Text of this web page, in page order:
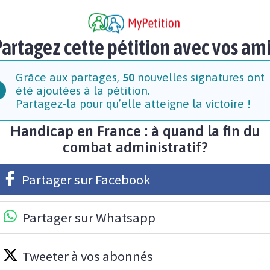
cette pétition avec vos
Grâce aux partages, 50nouvelles signatures ont
été ajoutées à la pétition.
Partagez-la pour qu’elle atteigne la victoire !
Handicap en France : à quand la fin du
combat administratif?
Partager sur Facebook
Partager sur Whatsapp
Tweeter à vos abonnés